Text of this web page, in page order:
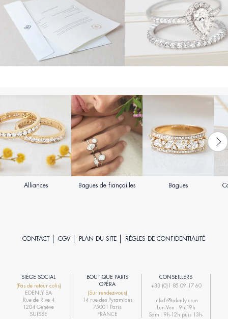
Alliances Bagues de fiançailles Bagues
CONTACT CGV PLAN DU SITE RÈGLES DE CONFIDENTIALITÉ
SIÈGE SOCIAL
(Pas de retour colis)
EDENLY SA
Rue de Rive 4
1204 Genève
SUISSE
BOUTIQUE PARIS
OPÉRA
(Sur rendez-vous)
14 rue des Pyramides
75001 Paris
FRANCE
CONSEILLERS
+33 (0)1 85 09 17 60
info-fr@edenly.com
Lun-Ven : 9h-19h
Sam : 9h-12h puis 13h-